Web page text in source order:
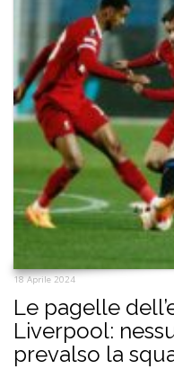
18 Aprile 2024
Le pagelle
Liverpool:
prevalso la